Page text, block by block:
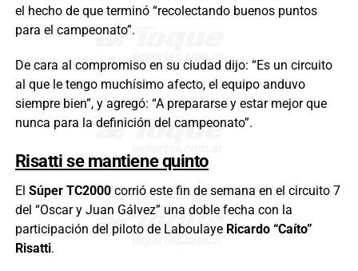
el hecho de que terminó “recolectando buenos puntos
para el campeonato”.
De cara al compromiso en su ciudad dijo: “Es un circuito
al que le tengo muchísimo afecto, el equipo anduvo
siempre bien”, y agregó: “A prepararse y estar mejor que
nunca para la definición del campeonato”.
Risatti se mantiene quinto
El Súper TC2000corrió este fin de semana en el circuito 7
del “Oscar y Juan Gálvez” una doble fecha con la
participación del piloto de Laboulaye Ricardo “Caíto”
Risatti.